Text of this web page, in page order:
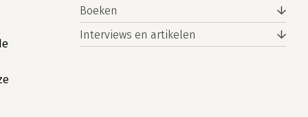
Boeken
Interviews en artikelen